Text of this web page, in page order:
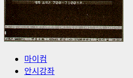
마이컴
안시강좌